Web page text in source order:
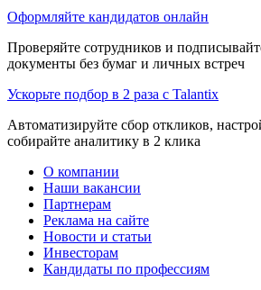
Оформляйте кандидатов онлайн
Проверяйте сотрудников и
документы без бумаг и личных встреч
Ускорьте подбор в 2 раза с Talantix
Автоматизируйте сбор откликов,
собирайте аналитику в 2 клика
О компании
Наши вакансии
Партнерам
Реклама на сайте
Новости и статьи
Инвесторам
Кандидаты по профессиям